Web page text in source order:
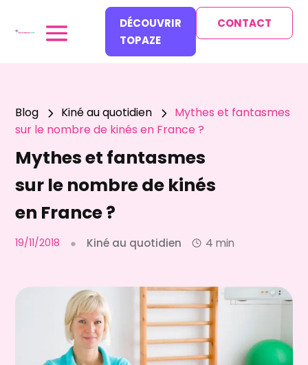
DÉCOUVRIR
TOPAZE
CONTACT
Blog 5 Kiné au quotidien 5 Mythes et fantasmes
sur le nombre de kinés en France ?
Mythes et fantasmes
sur le nombre de kinés
en France ?
19/11/2018 ● Kiné au quotidien 4 min